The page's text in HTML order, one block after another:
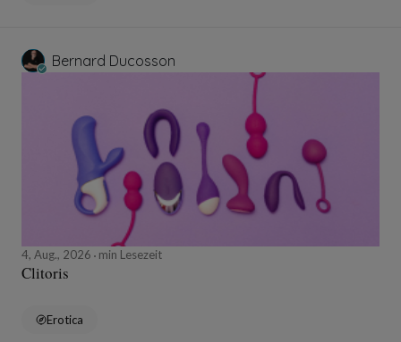
Bernard Ducosson
4, Aug., 2026 min Lesezeit
Clitoris
Erotica